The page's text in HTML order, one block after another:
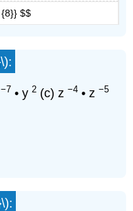
$$
:
−7 • y2 (c) z−4 • z−5
: